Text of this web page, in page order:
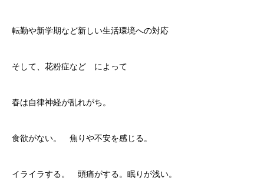
転勤や新学期など新しい生活環境への対応
そして、花粉症など によって
春は自律神経が乱れがち。
食欲がない。 焦りや不安を感じる。
イライラする。 頭痛がする。眠りが浅い。